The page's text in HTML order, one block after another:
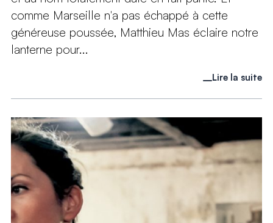
comme Marseille n'a pas échappé à cette
généreuse poussée, Matthieu Mas éclaire notre
lanterne pour...
Lire la suite